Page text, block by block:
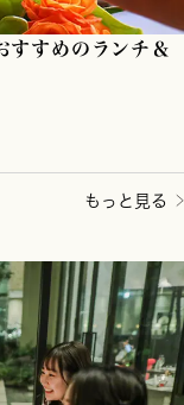
すすめのランチ＆
もっと見る